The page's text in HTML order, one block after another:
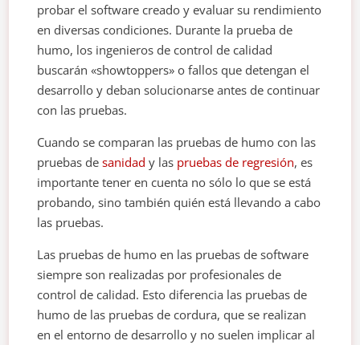
probar el software creado y evaluar su rendimiento
en diversas condiciones. Durante la prueba de
humo, los ingenieros de control de calidad
buscarán «showtoppers» o fallos que detengan el
desarrollo y deban solucionarse antes de continuar
con las pruebas.
Cuando se comparan las pruebas de humo con las
pruebas desanidad y las pruebas de regresión, es
importante tener en cuenta no sólo lo que se está
probando, sino también quién está llevando a cabo
las pruebas.
Las pruebas de humo en las pruebas de software
siempre son realizadas por profesionales de
control de calidad. Esto diferencia las pruebas de
humo de las pruebas de cordura, que se realizan
en el entorno de desarrollo y no suelen implicar al